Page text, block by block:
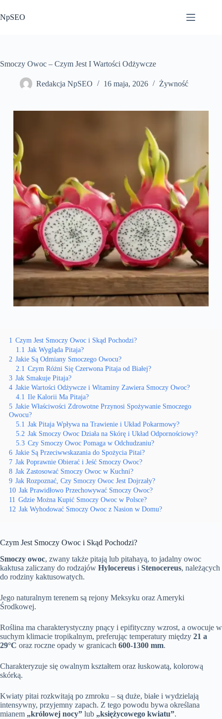
do
treści
NpSEO
Smoczy Owoc – Czym Jest I Wartości Odżywcze
Redakcja NpSEO 16 maja, 2026 Żywność
1 Czym Jest Smoczy Owoc i Skąd Pochodzi?
1.1 Jak Wygląda Pitaja?
2 Jakie Są Odmiany Smoczego Owocu?
2.1 Czym Różni Się Czerwona Pitaja od Białej?
3 Jak Smakuje Pitaja?
4 Jakie Wartości Odżywcze i Witaminy Zawiera Smoczy Owoc?
4.1 Ile Kalorii Ma Pitaja?
5 Jakie Właściwości Zdrowotne Przynosi Spożywanie Smoczego
Owocu?
5.1 Jak Pitaja Wpływa na Trawienie i Układ Pokarmowy?
5.2 Jak Smoczy Owoc Działa na Skórę i Układ Odpornościowy?
5.3 Czy Smoczy Owoc Pomaga w Odchudzaniu?
6 Jakie Są Przeciwwskazania do Spożycia Pitai?
7 Jak Poprawnie Obierać i Jeść Smoczy Owoc?
8 Jak Zastosować Smoczy Owoc w Kuchni?
9 Jak Rozpoznać, Czy Smoczy Owoc Jest Dojrzały?
10 Jak Prawidłowo Przechowywać Smoczy Owoc?
11 Gdzie Można Kupić Smoczy Owoc w Polsce?
12 Jak Wyhodować Smoczy Owoc z Nasion w Domu?
Czym Jest Smoczy Owoc i Skąd Pochodzi?
Smoczy owoc, zwany także pitają lub pitahayą, to jadalny owoc
kaktusa zaliczany do rodzajów Hylocereus i Stenocereus, należących
do rodziny kaktusowatych.
Jego naturalnym terenem są rejony Meksyku oraz Ameryki
Środkowej.
Roślina ma charakterystyczny pnący i epifityczny wzrost, a owocuje w
suchym klimacie tropikalnym, preferując temperatury między 21 a
29°C oraz roczne opady w granicach 600-1300 mm.
Charakteryzuje się owalnym kształtem oraz łuskowatą, kolorową
skórką.
Kwiaty pitai rozkwitają po zmroku – są duże, białe i wydzielają
intensywny, przyjemny zapach. Z tego powodu bywa określana
mianem „królowej nocy” lub „księżycowego kwiatu”.